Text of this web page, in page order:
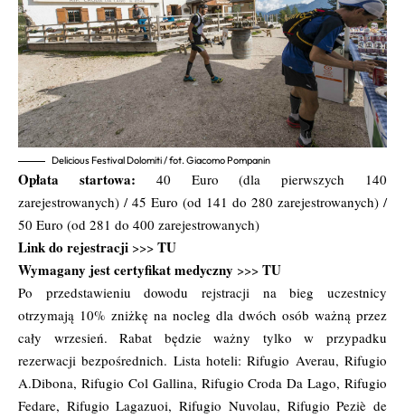
Delicious Festival Dolomiti / fot. Giacomo Pompanin
Opłata startowa: 40 Euro (dla pierwszych 140
zarejestrowanych) / 45 Euro (od 141 do 280 zarejestrowanych) /
50 Euro (od 281 do 400 zarejestrowanych)
Link do rejestracji >>> TU
Wymagany jest certyfikat medyczny >>> TU
Po przedstawieniu dowodu rejstracji na bieg uczestnicy
otrzymają 10% zniżkę na nocleg dla dwóch osób ważną przez
cały wrzesień. Rabat będzie ważny tylko w przypadku
rezerwacji bezpośrednich. Lista hoteli: Rifugio Averau, Rifugio
A.Dibona, Rifugio Col Gallina, Rifugio Croda Da Lago, Rifugio
Fedare, Rifugio Lagazuoi, Rifugio Nuvolau, Rifugio Peziè de